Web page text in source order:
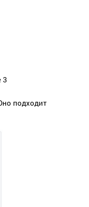
3
подходит